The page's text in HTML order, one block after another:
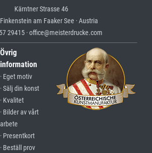
Kärntner Strasse 46
am Faaker See · Austria
29415 · office@meisterdrucke.com
Övrig
information
· Eget motiv
· Sälj din konst
· Kvalitet
· Bilder av vårt
arbete
· Presentkort
· Beställ prov